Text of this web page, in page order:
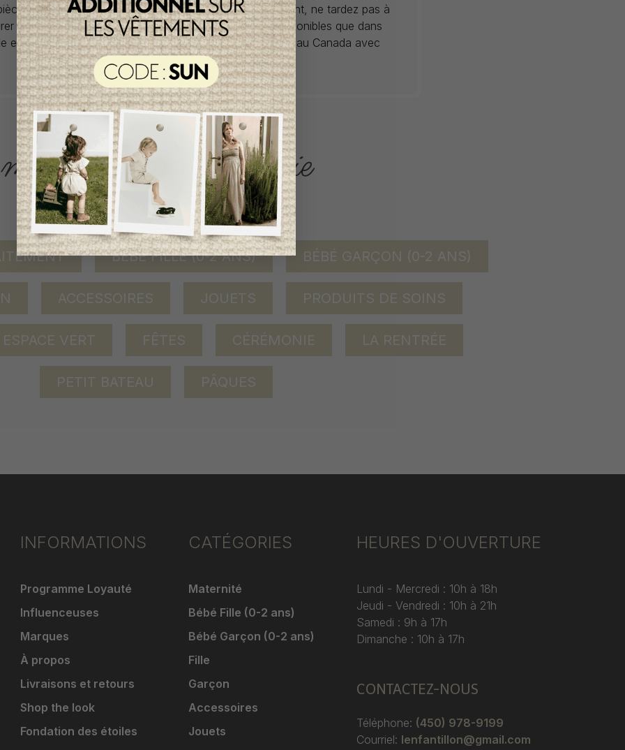
de saisons en saisons. Si un vêtement vous convient, ne tardez pas à
car la plupart du temps, les articles offerts ne sont disponibles que dans
et en un seul exemplaire. Profitez de la livraison gratuite au Canada avec
tout achat de 100$ et plus avant taxes.
ACCÈS RAPIDE
magasinez par catégorie
BÉBÉ FILLE (0-2 ANS) BÉBÉ GARÇON (0-2 ANS)
ACCESSOIRES JOUETS PRODUITS DE SOINS
ESPACE VERT FÊTES CÉRÉMONIE LA RENTRÉE
PETIT BATEAU PÂQUES
INFORMATIONS
Programme Loyauté
Influenceuses
Marques
À propos
Livraisons et retours
Shop the look
Fondation des étoiles
CATÉGORIES
Maternité
Bébé Fille (0-2 ans)
Bébé Garçon (0-2 ans)
Fille
Garçon
Accessoires
Jouets
HEURES D'OUVERTURE
Lundi - Mercredi : 10h à 18h
Jeudi - Vendredi : 10h à 21h
Samedi : 9h à 17h
Dimanche : 10h à 17h
CONTACTEZ-NOUS
Téléphone: (450) 978-9199
Courriel: lenfantillon@gmail.com